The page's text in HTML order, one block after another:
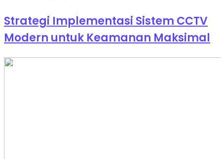
Strategi Implementasi Sistem CCTV
Modern untuk Keamanan Maksimal